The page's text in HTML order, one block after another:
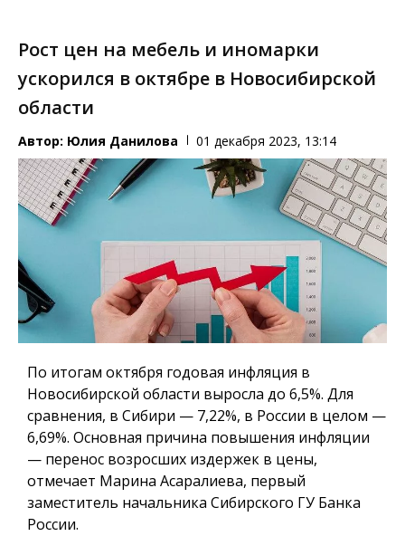
Рост цен на мебель и иномарки
ускорился в октябре в Новосибирской
области
Автор: Юлия Данилова 01 декабря 2023, 13:14
По итогам октября годовая инфляция в
Новосибирской области выросла до 6,5%. Для
сравнения, в Сибири — 7,22%, в России в целом —
6,69%. Основная причина повышения инфляции
— перенос возросших издержек в цены,
отмечает Марина Асаралиева, первый
заместитель начальника Сибирского ГУ Банка
России.